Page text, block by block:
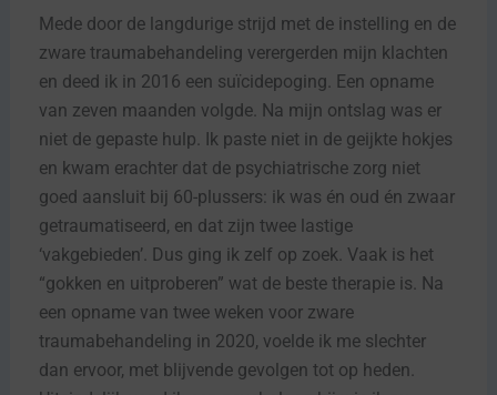
Mede door de langdurige strijd met de instelling en de
zware traumabehandeling verergerden mijn klachten
en deed ik in 2016 een suïcidepoging. Een opname
van zeven maanden volgde. Na mijn ontslag was er
niet de gepaste hulp. Ik paste niet in de geijkte hokjes
en kwam erachter dat de psychiatrische zorg niet
goed aansluit bij 60-plussers: ik was én oud én zwaar
getraumatiseerd, en dat zijn twee lastige
‘vakgebieden’. Dus ging ik zelf op zoek. Vaak is het
“gokken en uitproberen” wat de beste therapie is. Na
een opname van twee weken voor zware
traumabehandeling in 2020, voelde ik me slechter
dan ervoor, met blijvende gevolgen tot op heden.